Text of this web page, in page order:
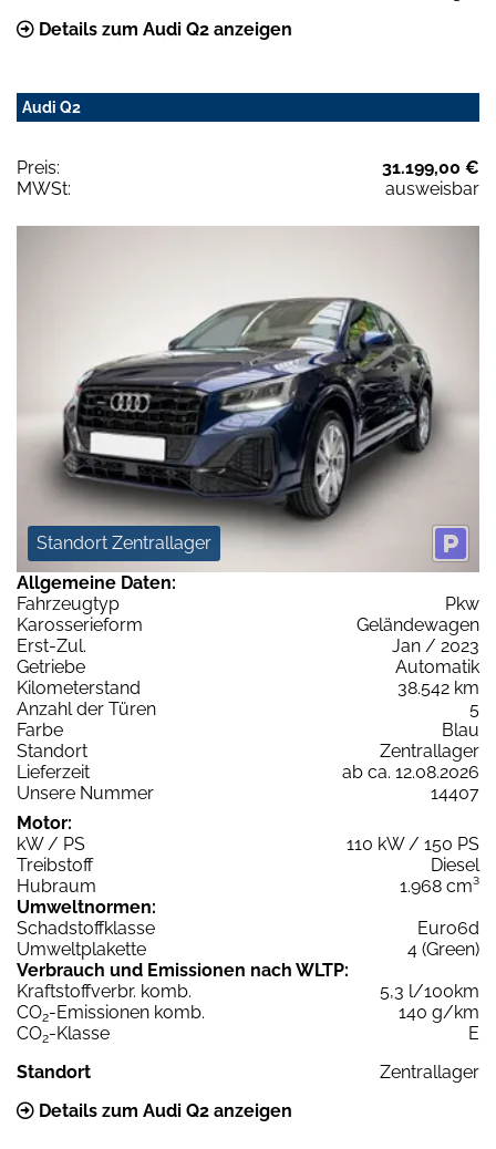
Details zum Audi Q2 anzeigen
Audi Q2
Preis:
31.199,00 €
MWSt:
ausweisbar
Standort Zentrallager
Allgemeine Daten:
Fahrzeugtyp
Pkw
Karosserieform
Geländewagen
Erst-Zul.
Jan / 2023
Getriebe
Automatik
Kilometerstand
38.542 km
Anzahl der Türen
5
Farbe
Blau
Standort
Zentrallager
Lieferzeit
ab ca. 12.08.2026
Unsere Nummer
14407
Motor:
kW / PS
110 kW / 150 PS
Treibstoff
Diesel
Hubraum
1.968 cm³
Umweltnormen:
Schadstoffklasse
Euro6d
Umweltplakette
4 (Green)
Verbrauch und Emissionen nach WLTP:
Kraftstoffverbr. komb.
5,3 l/100km
CO2-Emissionen komb.
140 g/km
CO2-Klasse
E
Standort
Zentrallager
Details zum Audi Q2 anzeigen